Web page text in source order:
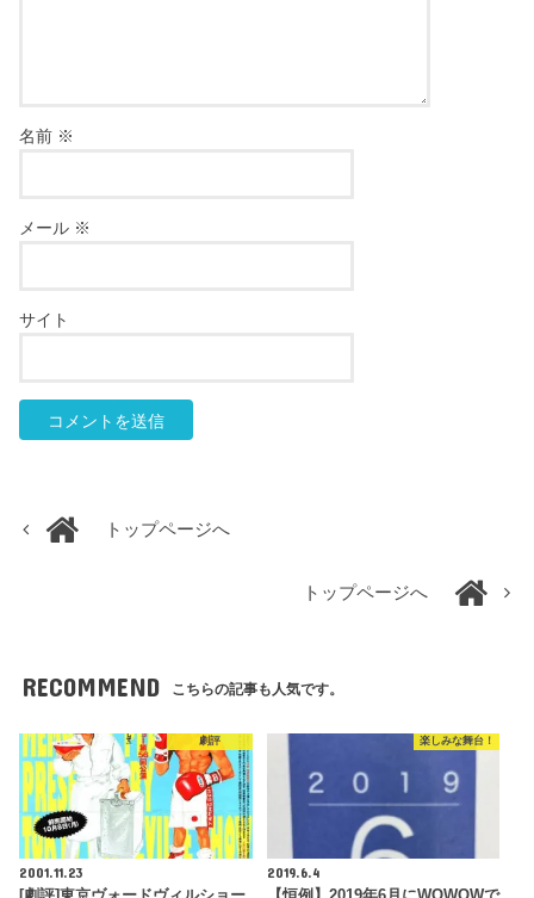
名前 ※
メール ※
サイト
トップページへ
トップページへ
RECOMMEND こちらの記事も人気です。
劇評
2001.11.23
楽しみな舞台！
2019.6.4